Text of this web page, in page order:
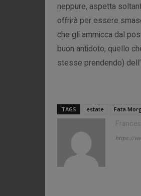
neppure, aspetta
offrirà per essere
che gli ammicca dal
buon antidoto, quello
stesse prendendo)
TAGS estate Fata
https://